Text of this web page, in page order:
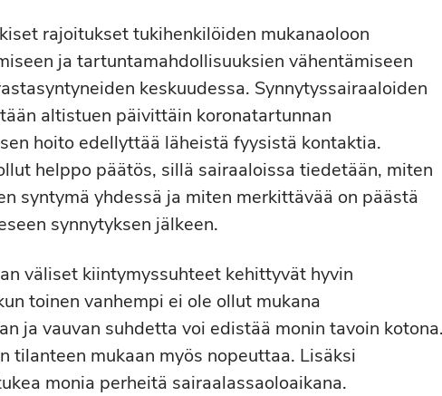
rajoitukset tukihenkilöiden mukanaoloon
ja tartuntamahdollisuuksien vähentämiseen
keskuudessa. Synnytyssairaaloiden
altistuen päivittäin koronatartunnan
hoito edellyttää läheistä fyysistä kontaktia.
helppo päätös, sillä sairaaloissa tiedetään, miten
syntymä yhdessä ja miten merkittävää on päästä
synnytyksen jälkeen.
väliset kiintymyssuhteet kehittyvät hyvin
toinen vanhempi ei ole ollut mukana
ja vauvan suhdetta voi edistää monin tavoin kotona.
tilanteen mukaan myös nopeuttaa. Lisäksi
monia perheitä sairaalassaoloaikana.